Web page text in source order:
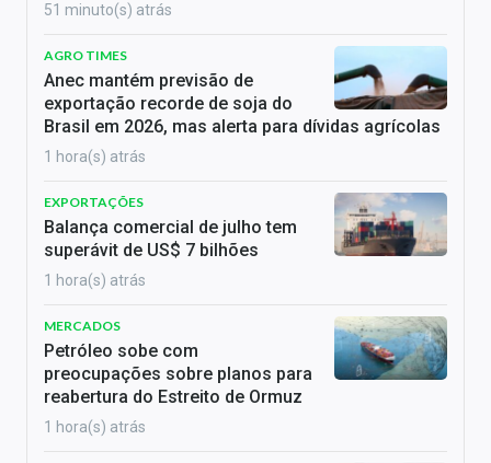
51 minuto(s) atrás
AGRO TIMES
Anec mantém previsão de
exportação recorde de soja do
Brasil em 2026, mas alerta para dívidas agrícolas
1 hora(s) atrás
EXPORTAÇÕES
Balança comercial de julho tem
superávit de US$ 7 bilhões
1 hora(s) atrás
MERCADOS
Petróleo sobe com
preocupações sobre planos para
reabertura do Estreito de Ormuz
1 hora(s) atrás